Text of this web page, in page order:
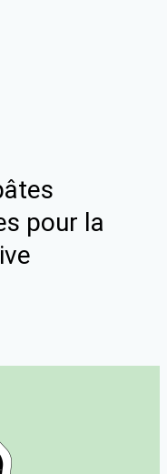
pour la